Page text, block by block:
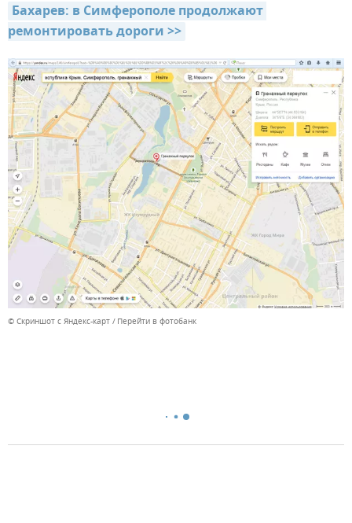
Бахарев: в Симферополе продолжают
ремонтировать дороги >>
© Скриншот с Яндекс-карт Перейти в фотобанк